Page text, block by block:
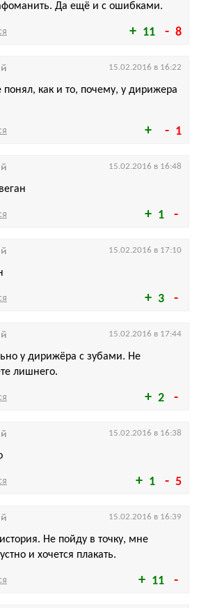
11 8
Да ещё и с ошибками.
1
понял, как и то, почему, у дирижера
15.02.2016 в 16:22
1
15.02.2016 в 16:48
3
15.02.2016 в 17:10
2
у дирижёра с зубами. Не
лишнего.
15.02.2016 в 17:44
1 5
15.02.2016 в 16:38
11
Не пойду в точку, мне
и хочется плакать.
15.02.2016 в 16:39